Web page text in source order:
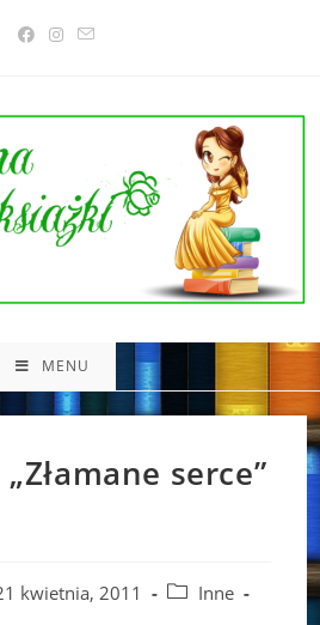
MENU
serce”
kwietnia, 2011
PostInne